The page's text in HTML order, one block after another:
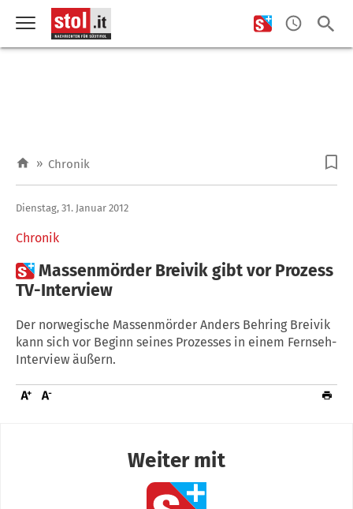
» Chronik
Chronik
Dienstag, 31. Januar 2012
Massenmörder Breivik gibt vor Prozess
TV-Interview
Der norwegische Massenmörder Anders Behring Breivik
kann sich vor Beginn seines Prozesses in einem Fernseh-
Interview äußern.